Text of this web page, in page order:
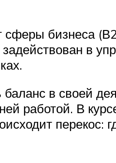
бизнеса
в
в своей
работой. В
перекос: